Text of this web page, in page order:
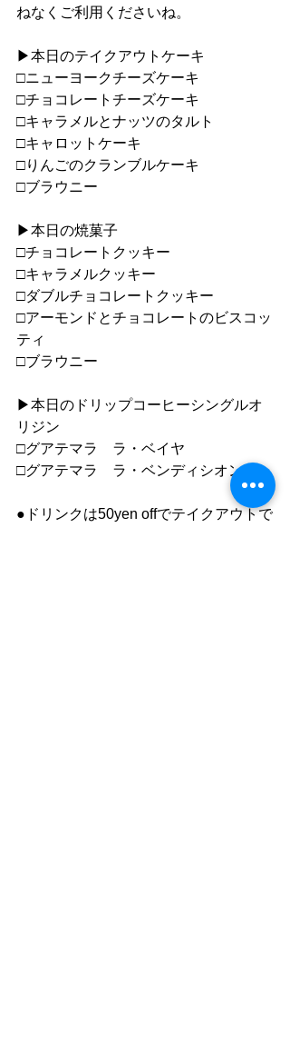
ねなくご利用くださいね。
▶︎本日のテイクアウトケーキ
□ニューヨークチーズケーキ
□チョコレートチーズケーキ
□キャラメルとナッツのタルト
□キャロットケーキ
□りんごのクランブルケーキ
□ブラウニー
▶︎本日の焼菓子
□チョコレートクッキー
□キャラメルクッキー
□ダブルチョコレートクッキー
□アーモンドとチョコレートのビスコッ
ティ
□ブラウニー
▶︎本日のドリップコーヒーシングルオ
リジン
□グアテマラ　ラ・ベイヤ
□グアテマラ　ラ・ベンディシオン
●ドリンクは50yen offでテイクアウトで